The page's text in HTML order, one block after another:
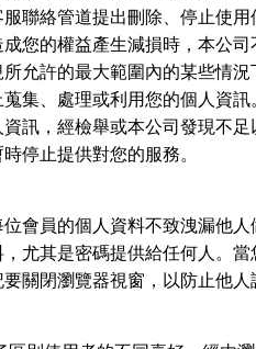
服聯絡管道提出刪除、停止使
您的權益產生減損時，本公
所允許的最大範圍內的某些情
集、處理或利用您的個人資訊
資訊，經檢舉或本公司發現不
停止提供對您的服務。
會員的個人資料不致洩漏他
尤其是密碼提供給任何人。
關閉瀏覽器視窗，以防止他